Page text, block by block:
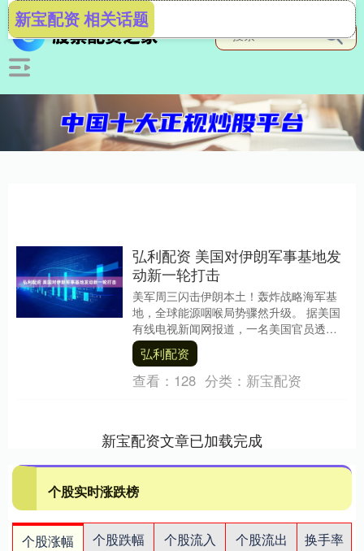
新宝配资 相关话题
弘利配资 美国对伊朗军事基地发
动新一轮打击
美军周三闪击伊朗本土！轰炸战略海军基
地，全球能源咽喉局势骤然升级。 据美国
有线电视新闻网报道，一名美国官员透
露，美国军方周三在伊朗境内发动了新一
轮空袭，目标直指....
弘利配资
查看： 128 分类： 新宝配资
新宝配资文章已加载完成
个股实时涨跌榜
个股涨幅 个股跌幅 个股流入 个股流出
换手率